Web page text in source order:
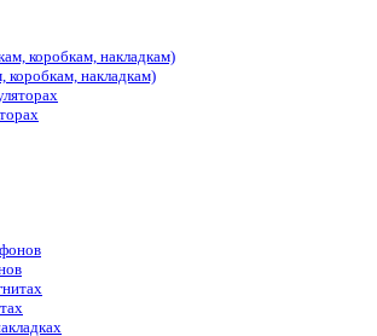
коробкам, накладкам)